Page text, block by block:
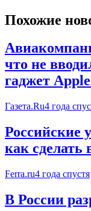
Похожие
что не
гаджет
Газета.Ru4 года
Российские
как сделать
Ferra.ru4 года спустя
В России